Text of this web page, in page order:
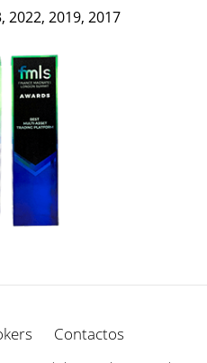
2022, 2019, 2017
Contactos